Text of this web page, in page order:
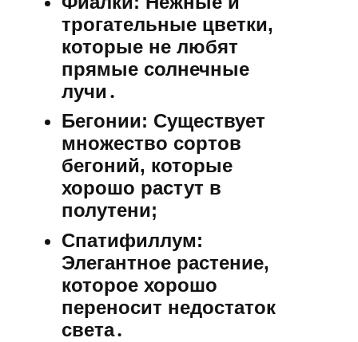
трогательные цветки,
которые не любят
прямые солнечные
лучи․
Бегонии: Существует
множество сортов
бегоний, которые
хорошо растут в
полутени;
Спатифиллум:
Элегантное растение,
которое хорошо
переносит недостаток
света․